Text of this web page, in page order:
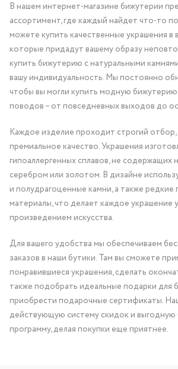
В нашем интернет-магазине бижутерии
ассортимент, где каждый найдет что-то по
можете купить качественные украшения в
которые придадут вашему образу
купить бижутерию с натуральными
вашу индивидуальность. Мы постоянно
чтобы вы могли купить модную
поводов – от повседневных выходов до
Каждое изделие проходит строгий отбор,
премиальное качество. Украшения
гипоаллергенных сплавов, не содержащих
серебром или золотом. В дизайне
и полудрагоценные камни, а также
материалы, что делает каждое украшение
произведением искусства.
Для вашего удобства мы обеспечиваем
заказов в наши бутики. Там вы сможете
понравившиеся украшения, сделать
также подобрать идеальные подарки для
приобрести подарочные сертификаты.
действующую систему скидок и
программу, делая покупки еще приятнее.